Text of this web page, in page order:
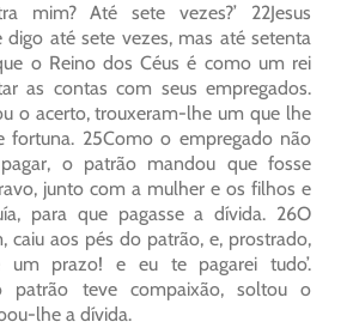
mim? Até sete vezes?’ 22Jesus
digo até sete vezes, mas até setenta
o Reino dos Céus é como um rei
as contas com seus empregados.
o acerto, trouxeram-lhe um que lhe
fortuna. 25Como o empregado não
o patrão mandou que fosse
junto com a mulher e os filhos e
para que pagasse a dívida. 26O
caiu aos pés do patrão, e, prostrado,
um prazo! e eu te pagarei tudo’.
patrão teve compaixão, soltou o
lhe a dívida.